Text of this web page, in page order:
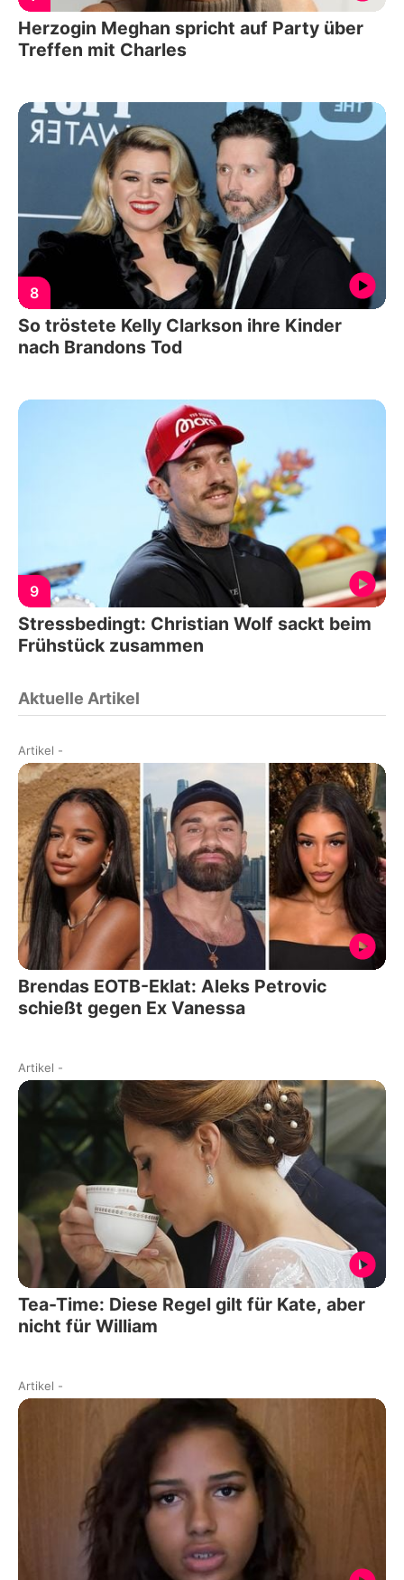
Herzogin Meghan spricht auf Party über
Treffen mit Charles
8
So tröstete Kelly Clarkson ihre Kinder
nach Brandons Tod
9
Stressbedingt: Christian Wolf sackt beim
Frühstück zusammen
Aktuelle Artikel
Artikel -
Brendas EOTB-Eklat: Aleks Petrovic
schießt gegen Ex Vanessa
Artikel -
Tea-Time: Diese Regel gilt für Kate, aber
nicht für William
Artikel -